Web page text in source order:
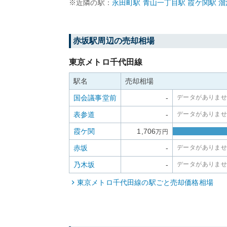
※近隣の駅： 永田町駅 青山一丁目駅 霞ケ関駅 溜
赤坂駅周辺の売却相場
東京メトロ千代田線
駅名 売却相場
国会議事堂前 - データがありま
表参道 - データがありま
霞ケ関 1,706万円
赤坂 - データがありま
乃木坂 - データがありま
東京メトロ千代田線の駅ごと売却価格相場